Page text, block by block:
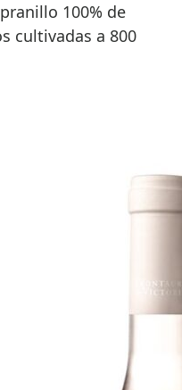
100% de
cultivadas a 800